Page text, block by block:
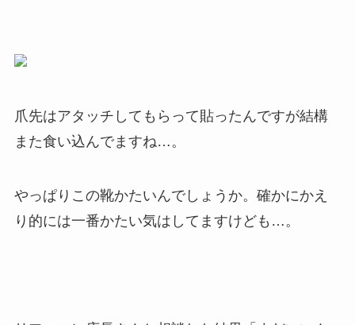
爪先はアタッチしてもらって貼ったんですが結構
また食い込んでますね…。
やっぱりこの靴かたいんでしょうか。確かにかえ
り的には一番かたい気はしてますけども…。